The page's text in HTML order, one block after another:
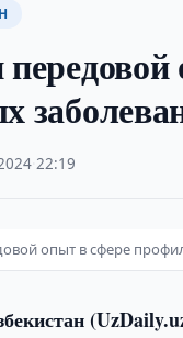
·22:19
опыт в сфере